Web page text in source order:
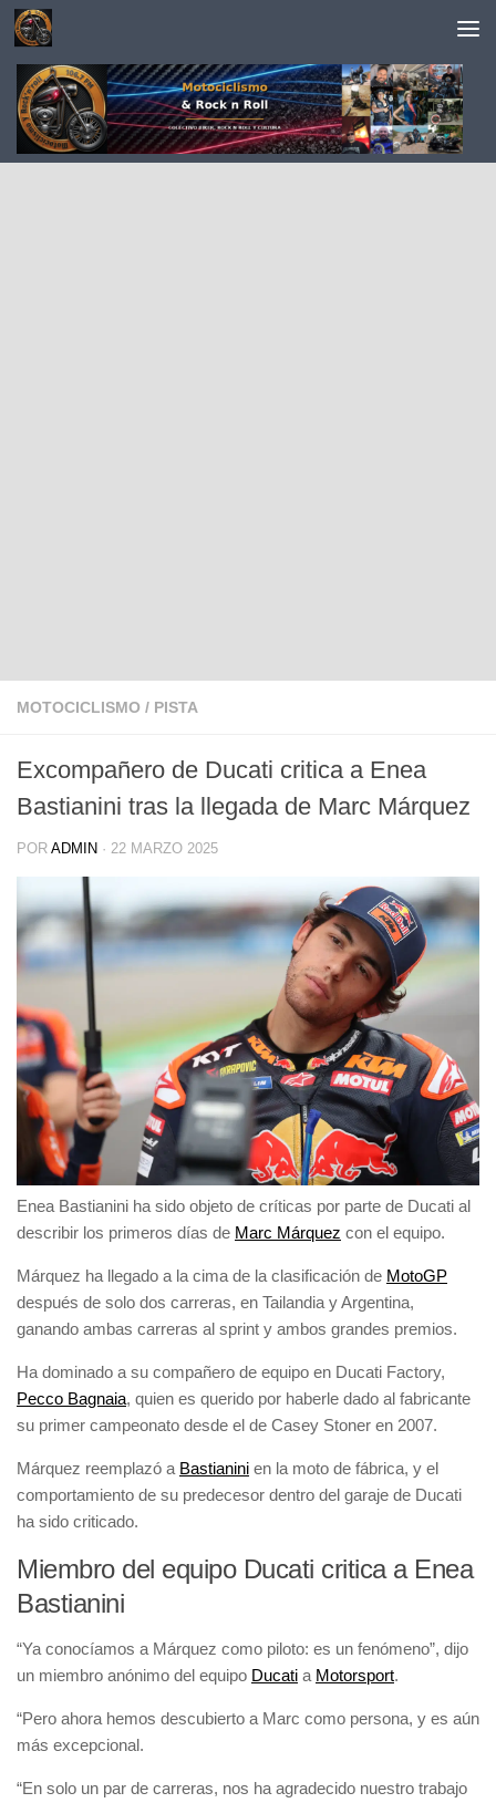
Saltar al contenido
MOTOCICLISMO / PISTA
Excompañero de Ducati critica a Enea
Bastianini tras la llegada de Marc Márquez
POR ADMIN · 22 MARZO 2025
Enea Bastianini ha sido objeto de críticas por parte de Ducati al
describir los primeros días de Marc Márquez con el equipo.
Márquez ha llegado a la cima de la clasificación de MotoGP
después de solo dos carreras, en Tailandia y Argentina,
ganando ambas carreras al sprint y ambos grandes premios.
Ha dominado a su compañero de equipo en Ducati Factory,
Pecco Bagnaia, quien es querido por haberle dado al fabricante
su primer campeonato desde el de Casey Stoner en 2007.
Márquez reemplazó a Bastianini en la moto de fábrica, y el
comportamiento de su predecesor dentro del garaje de Ducati
ha sido criticado.
Miembro del equipo Ducati critica a Enea
Bastianini
“Ya conocíamos a Márquez como piloto: es un fenómeno”, dijo
un miembro anónimo del equipo Ducati a Motorsport.
“Pero ahora hemos descubierto a Marc como persona, y es aún
más excepcional.
“En solo un par de carreras, nos ha agradecido nuestro trabajo